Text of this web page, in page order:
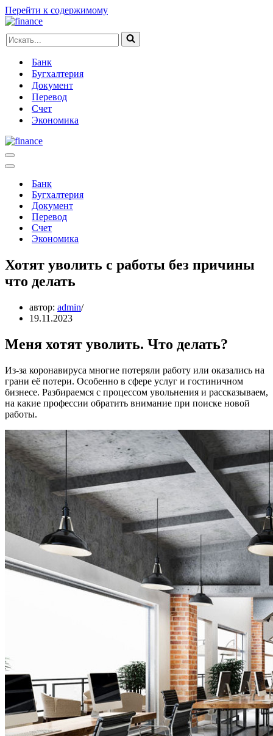
Перейти к содержимому
Искать...
Банк
Бугхалтерия
Документ
Перевод
Счет
Экономика
Меню
навигации
Меню
навигацииБанк
Бугхалтерия
Документ
Перевод
Счет
Экономика
Хотят уволить с работы без причины
что делать
автор: admin
19.11.2023
Меня хотят уволить. Что делать?
Из-за коронавируса многие потеряли работу или оказались на
грани её потери. Особенно в сфере услуг и гостиничном
бизнесе. Разбираемся с процессом увольнения и рассказываем,
на какие профессии обратить внимание при поиске новой
работы.